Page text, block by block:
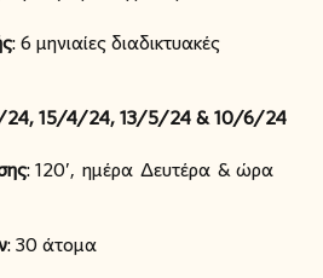
: 6 μηνιαίες διαδικτυακές
15/4/24, 13/5/24 & 10/6/24
: 120’, ημέρα Δευτέρα & ώρα
: 30 άτομα